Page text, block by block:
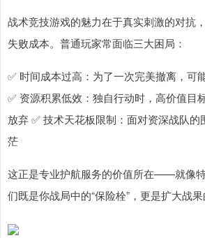
战术竞技游戏的魅力在于真实刺激的对抗
失败成本。普通玩家常面临三大困局：
✅ 时间成本过高：为了一次完美撤离，可
✅ 资源积累低效：独自行动时，高价值目
放弃 ✅ 技术天花板限制：面对资深战队
茫
这正是专业护航服务的价值所在——就像
们既是你战局中的“保险栓”，更是扩大战果